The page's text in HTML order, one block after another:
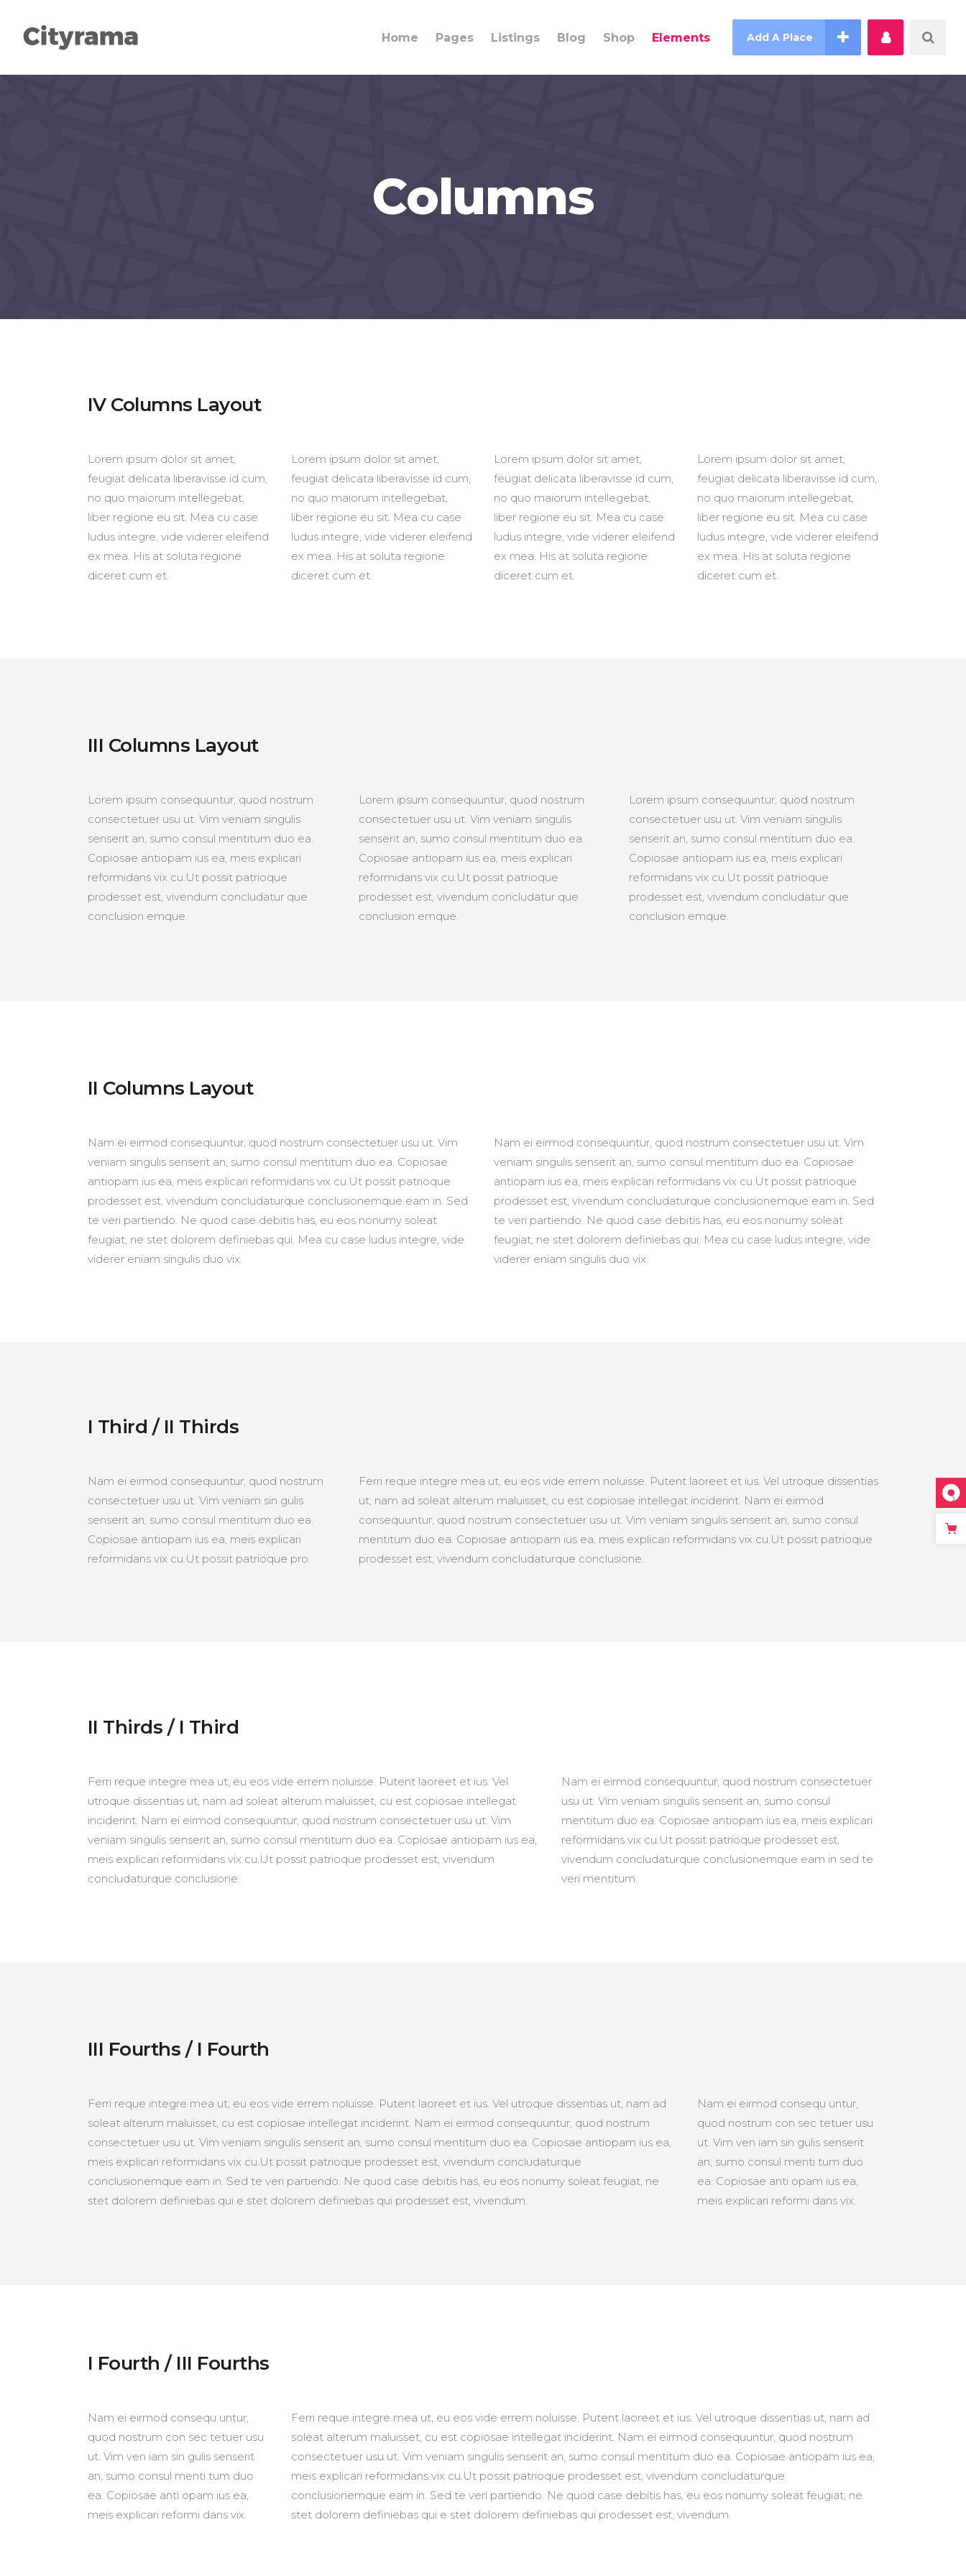
Home Pages Listings Blog Shop Elements
Info Box
Add A Place
Columns
IV Columns Layout
Lorem ipsum dolor sit amet,
feugiat delicata liberavisse id cum,
no quo maiorum intellegebat,
liber regione eu sit. Mea cu case
ludus integre, vide viderer eleifend
ex mea. His at soluta regione
diceret cum et.
Lorem ipsum dolor sit amet,
feugiat delicata liberavisse id cum,
no quo maiorum intellegebat,
liber regione eu sit. Mea cu case
ludus integre, vide viderer eleifend
ex mea. His at soluta regione
diceret cum et.
Lorem ipsum dolor sit amet,
feugiat delicata liberavisse id cum,
no quo maiorum intellegebat,
liber regione eu sit. Mea cu case
ludus integre, vide viderer eleifend
ex mea. His at soluta regione
diceret cum et.
Lorem ipsum dolor sit amet,
feugiat delicata liberavisse id cum,
no quo maiorum intellegebat,
liber regione eu sit. Mea cu case
ludus integre, vide viderer eleifend
ex mea. His at soluta regione
diceret cum et.
III Columns Layout
Lorem ipsum consequuntur, quod nostrum
consectetuer usu ut. Vim veniam singulis
senserit an, sumo consul mentitum duo ea.
Copiosae antiopam ius ea, meis explicari
reformidans vix cu.Ut possit patrioque
prodesset est, vivendum concludatur que
conclusion emque.
Lorem ipsum consequuntur, quod nostrum
consectetuer usu ut. Vim veniam singulis
senserit an, sumo consul mentitum duo ea.
Copiosae antiopam ius ea, meis explicari
reformidans vix cu.Ut possit patrioque
prodesset est, vivendum concludatur que
conclusion emque.
Lorem ipsum consequuntur, quod nostrum
consectetuer usu ut. Vim veniam singulis
senserit an, sumo consul mentitum duo ea.
Copiosae antiopam ius ea, meis explicari
reformidans vix cu.Ut possit patrioque
prodesset est, vivendum concludatur que
conclusion emque.
II Columns Layout
Nam ei eirmod consequuntur, quod nostrum consectetuer usu ut. Vim
veniam singulis senserit an, sumo consul mentitum duo ea. Copiosae
antiopam ius ea, meis explicari reformidans vix cu.Ut possit patrioque
prodesset est, vivendum concludaturque conclusionemque eam in. Sed
te veri partiendo. Ne quod case debitis has, eu eos nonumy soleat
feugiat, ne stet dolorem definiebas qui. Mea cu case ludus integre, vide
viderer eniam singulis duo vix.
Nam ei eirmod consequuntur, quod nostrum consectetuer usu ut. Vim
veniam singulis senserit an, sumo consul mentitum duo ea. Copiosae
antiopam ius ea, meis explicari reformidans vix cu.Ut possit patrioque
prodesset est, vivendum concludaturque conclusionemque eam in. Sed
te veri partiendo. Ne quod case debitis has, eu eos nonumy soleat
feugiat, ne stet dolorem definiebas qui. Mea cu case ludus integre, vide
viderer eniam singulis duo vix.
I Third / II Thirds
Nam ei eirmod consequuntur, quod nostrum
consectetuer usu ut. Vim veniam sin gulis
senserit an, sumo consul mentitum duo ea.
Copiosae antiopam ius ea, meis explicari
reformidans vix cu.Ut possit patrioque pro.
Ferri reque integre mea ut, eu eos vide errem noluisse. Putent laoreet et ius. Vel utroque dissentias
ut, nam ad soleat alterum maluisset, cu est copiosae intellegat inciderint. Nam ei eirmod
consequuntur, quod nostrum consectetuer usu ut. Vim veniam singulis senserit an, sumo consul
mentitum duo ea. Copiosae antiopam ius ea, meis explicari reformidans vix cu.Ut possit patrioque
prodesset est, vivendum concludaturque conclusione.
II Thirds / I Third
Ferri reque integre mea ut, eu eos vide errem noluisse. Putent laoreet et ius. Vel
utroque dissentias ut, nam ad soleat alterum maluisset, cu est copiosae intellegat
inciderint. Nam ei eirmod consequuntur, quod nostrum consectetuer usu ut. Vim
veniam singulis senserit an, sumo consul mentitum duo ea. Copiosae antiopam ius ea,
meis explicari reformidans vix cu.Ut possit patrioque prodesset est, vivendum
concludaturque conclusione.
Nam ei eirmod consequuntur, quod nostrum consectetuer
usu ut. Vim veniam singulis senserit an, sumo consul
mentitum duo ea. Copiosae antiopam ius ea, meis explicari
reformidans vix cu.Ut possit patrioque prodesset est,
vivendum concludaturque conclusionemque eam in sed te
veri mentitum.
III Fourths / I Fourth
Ferri reque integre mea ut, eu eos vide errem noluisse. Putent laoreet et ius. Vel utroque dissentias ut, nam ad
soleat alterum maluisset, cu est copiosae intellegat inciderint. Nam ei eirmod consequuntur, quod nostrum
consectetuer usu ut. Vim veniam singulis senserit an, sumo consul mentitum duo ea. Copiosae antiopam ius ea,
meis explicari reformidans vix cu.Ut possit patrioque prodesset est, vivendum concludaturque
conclusionemque eam in. Sed te veri partiendo. Ne quod case debitis has, eu eos nonumy soleat feugiat, ne
stet dolorem definiebas qui e stet dolorem definiebas qui prodesset est, vivendum.
Nam ei eirmod consequ untur,
quod nostrum con sec tetuer usu
ut. Vim ven iam sin gulis senserit
an, sumo consul menti tum duo
ea. Copiosae anti opam ius ea,
meis explicari reformi dans vix.
I Fourth / III Fourths
Nam ei eirmod consequ untur,
quod nostrum con sec tetuer usu
ut. Vim ven iam sin gulis senserit
an, sumo consul menti tum duo
ea. Copiosae anti opam ius ea,
meis explicari reformi dans vix.
Ferri reque integre mea ut, eu eos vide errem noluisse. Putent laoreet et ius. Vel utroque dissentias ut, nam ad
soleat alterum maluisset, cu est copiosae intellegat inciderint. Nam ei eirmod consequuntur, quod nostrum
consectetuer usu ut. Vim veniam singulis senserit an, sumo consul mentitum duo ea. Copiosae antiopam ius ea,
meis explicari reformidans vix cu.Ut possit patrioque prodesset est, vivendum concludaturque
conclusionemque eam in. Sed te veri partiendo. Ne quod case debitis has, eu eos nonumy soleat feugiat, ne
stet dolorem definiebas qui e stet dolorem definiebas qui prodesset est, vivendum.